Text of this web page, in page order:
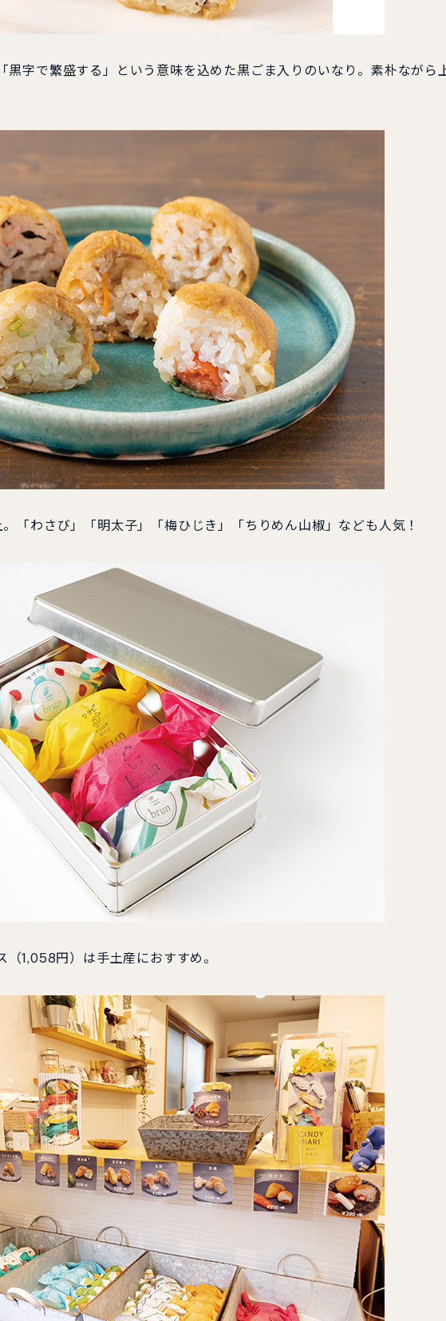
黒字で繁盛する」という意味を込めた黒ごま入りのいなり。素朴ながら
「わさび」「明太子」「梅ひじき」「ちりめん山椒」なども人気！
1,058円）は手土産におすすめ。